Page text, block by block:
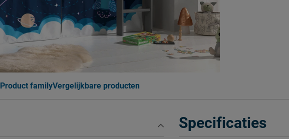
Product familyVergelijkbare producten
Specificaties